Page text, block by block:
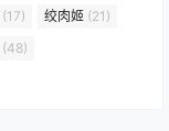
(17) 绞肉姬 (21)
(48)